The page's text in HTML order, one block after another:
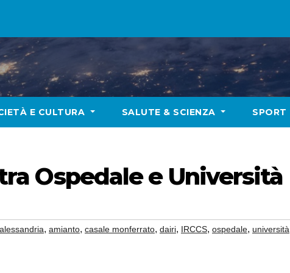
E CULTURA SALUTE & SCIENZA SPORT
Ospedale e Università
alessandria, amianto, casale monferrato, dairi, IRCCS, ospedale, università